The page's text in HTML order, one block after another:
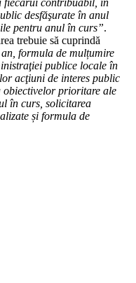
desfăşurate în anul
pentru anul în curs”.
trebuie să cuprindă
formula de mulțumire
publice locale în
acţiuni de interes public
obiectivelor prioritare ale
în curs, solicitarea
și formula de